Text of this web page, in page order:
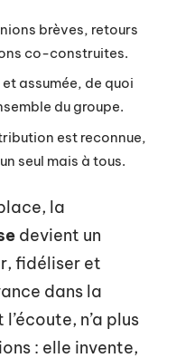
brèves, retours
co-construites.
assumée, de quoi
du groupe.
est reconnue,
seul mais à tous.
la
devient un
fidéliser et
dans la
n’a plus
: elle invente,